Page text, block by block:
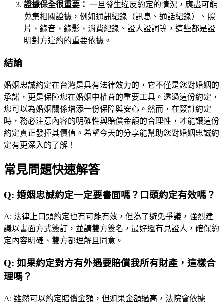
證據保全很重要： 一旦發生違反約定的情況，應盡可能
蒐集相關證據，例如通訊紀錄（訊息、通話紀錄）、照
片、錄音、錄影、消費紀錄、證人證詞等，這些都是證
明對方違約的重要依據。
結論
婚姻忠誠約定在台灣是具有法律效力的，它不僅是您對婚姻的
承諾，更是保障您在婚姻中權益的重要工具。透過這份約定，
您可以為婚姻關係增添一份保障與安心。然而，在簽訂約定
時，務必注意內容的明確性與賠償金額的合理性，才能讓這份
約定真正發揮其價值。希望今天的分享能幫助您對婚姻忠誠約
定有更深入的了解！
常見問題快速解答
Q: 婚姻忠誠約定一定要書面嗎？口頭約定有效嗎？
A: 法律上口頭約定也有可能有效，但為了避免爭議，強烈建
議以書面方式簽訂，並請雙方簽名，最好還有見證人，確保約
定內容明確、雙方都理解且同意。
Q: 如果約定對方有外遇要賠償我所有財產，這樣合
理嗎？
A: 雖然可以約定賠償金額，但如果金額過高，法院會依據